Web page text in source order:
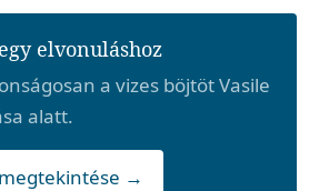
elvonuláshoz
a vizes böjtöt Vasile
alatt.
→